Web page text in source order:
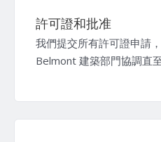
許可證和批准
我們提交所有許可證申請
Belmont 建築部門協調直